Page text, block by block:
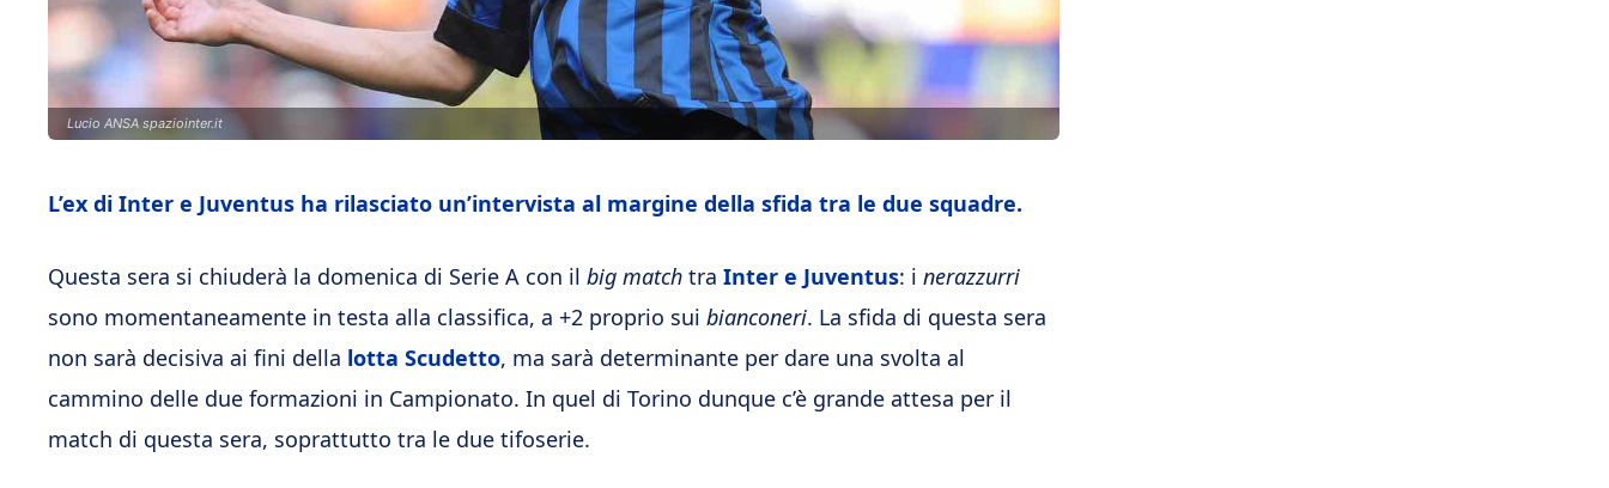
Lucio ANSA spaziointer.it
L’ex di Inter e Juventus ha rilasciato un’intervista al margine della sfida tra le due squadre.
Questa sera si chiuderà la domenica di Serie A con il big match tra Inter e Juventus: i nerazzurri
sono momentaneamente in testa alla classifica, a +2 proprio sui bianconeri. La sfida di questa sera
non sarà decisiva ai fini della lotta Scudetto, ma sarà determinante per dare una svolta al
cammino delle due formazioni in Campionato. In quel di Torino dunque c’è grande attesa per il
match di questa sera, soprattutto tra le due tifoserie.